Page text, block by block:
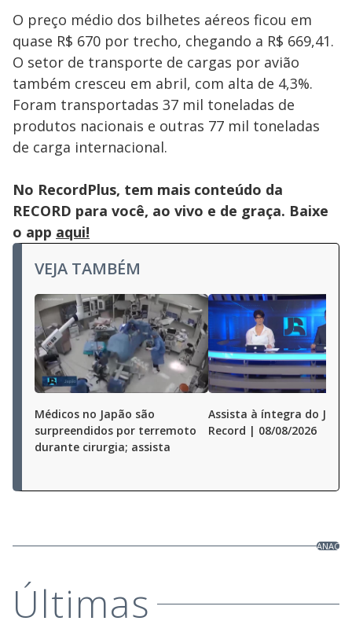
O preço médio dos bilhetes aéreos ficou em
quase R$ 670 por trecho, chegando a R$ 669,41.
O setor de transporte de cargas por avião
também cresceu em abril, com alta de 4,3%.
Foram transportadas 37 mil toneladas de
produtos nacionais e outras 77 mil toneladas
de carga internacional.
No RecordPlus, tem mais conteúdo da
RECORD para você, ao vivo e de graça. Baixe
o app aqui!
VEJA TAMBÉM
Médicos no Japão são
surpreendidos por terremoto
durante cirurgia; assista
Assista à íntegra do
Record | 08/08/2026
ANAC
Últimas